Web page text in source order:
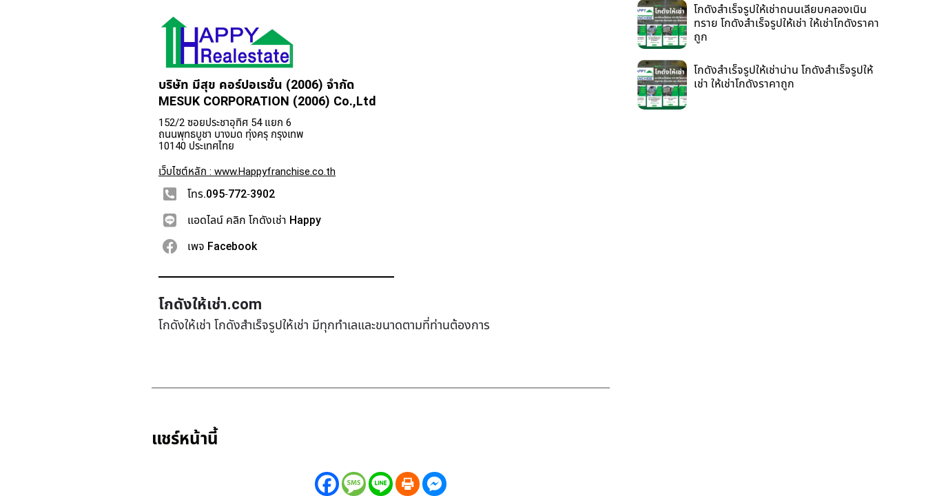
บริษัท มีสุข คอร์ปอเรชั่น (2006) จำกัด
MESUK CORPORATION (2006) Co.,Ltd
152/2 ซอยประชาอุทิศ 54 แยก 6
ถนนพุทธบูชา บางมด ทุ่งครุ กรุงเทพ
10140 ประเทศไทย
เว็บไซต์หลัก : www.Happyfranchise.co.th
โทร.095-772-3902
แอดไลน์ คลิก โกดังเช่า Happy
เพจ Facebook
โกดังให้เช่า.com
โกดังให้เช่า โกดังสำเร็จรูปให้เช่า มีทุกทำเล​และขนาดตามที่ท่านต้องการ
แชร์หน้านี้
โกดังสำเร็จรูปให้เช่าถนนเลียบคลองเนิน
ทราย โกดังสำเร็จรูปให้เช่า ให้เช่าโกดังราคา
ถูก
โกดังสำเร็จรูปให้เช่าน่าน โกดังสำเร็จรูปให้
เช่า ให้เช่าโกดังราคาถูก